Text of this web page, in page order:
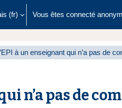
la saisie de recherche
‎(fr)‎ Vous êtes connecté
à un enseignant qui n’a pas de
n’a pas de